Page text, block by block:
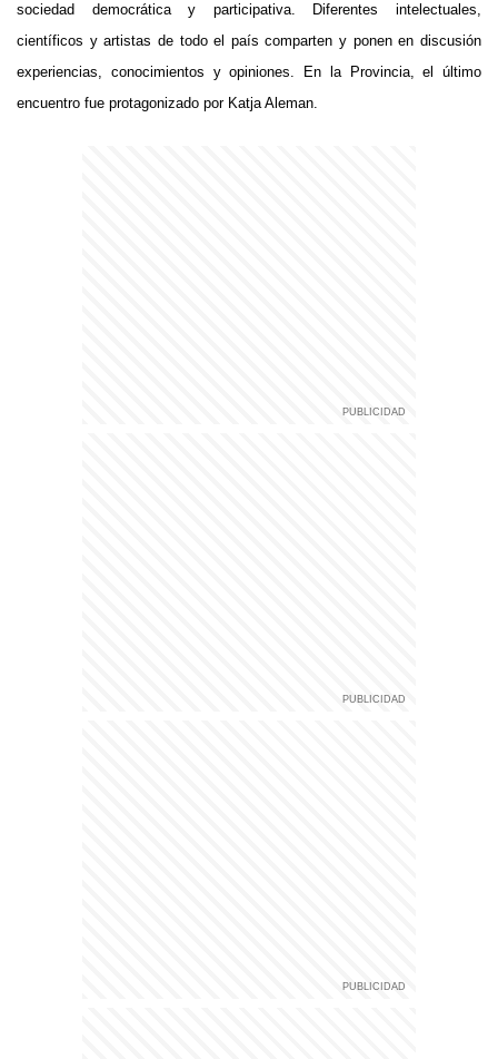
sociedad democrática y participativa. Diferentes intelectuales,
científicos y artistas de todo el país comparten y ponen en discusión
experiencias, conocimientos y opiniones. En la Provincia, el último
encuentro fue protagonizado por Katja Aleman.